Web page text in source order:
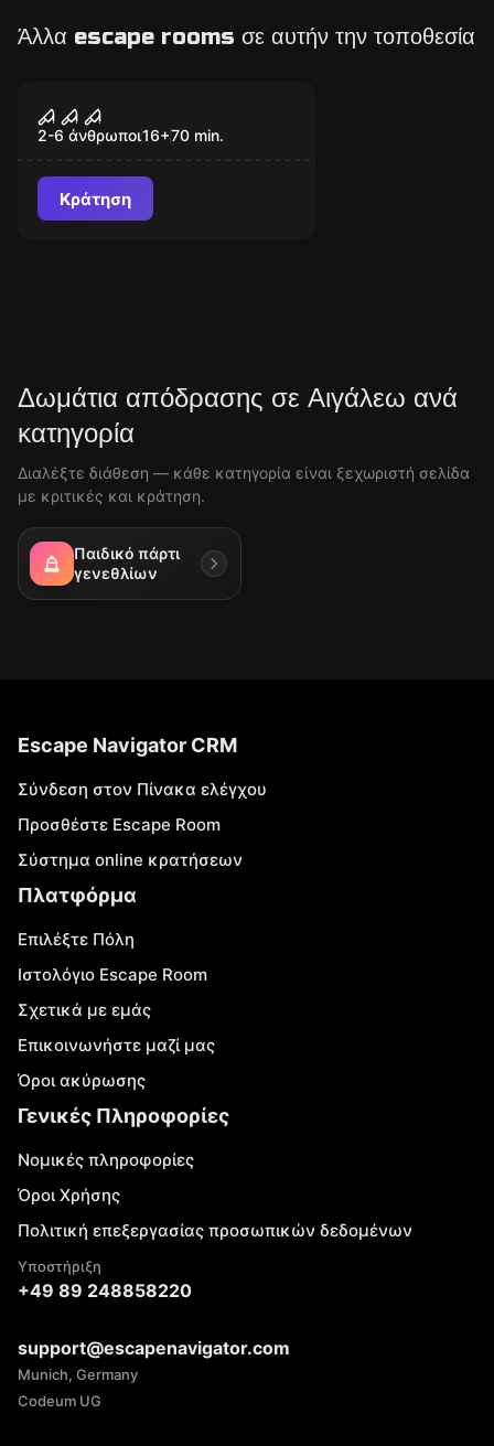
Άλλα escape rooms σε αυτήν την τοποθεσία
Necromancy
2-6 άνθρωποι16+70 min.
Κράτηση
Δωμάτια απόδρασης σε Αιγάλεω ανά
κατηγορία
Διαλέξτε διάθεση — κάθε κατηγορία είναι ξεχωριστή σελίδα
με κριτικές και κράτηση.
Παιδικό πάρτι
γενεθλίων
Escape Navigator CRM
Σύνδεση στον Πίνακα ελέγχου
Προσθέστε Escape Room
Σύστημα online κρατήσεων
Πλατφόρμα
Επιλέξτε Πόλη
Ιστολόγιο Escape Room
Σχετικά με εμάς
Επικοινωνήστε μαζί μας
Όροι ακύρωσης
Γενικές Πληροφορίες
Νομικές πληροφορίες
Όροι Χρήσης
Πολιτική επεξεργασίας προσωπικών δεδομένων
Υποστήριξη
+49 89 248858220
support@escapenavigator.com
Munich, Germany
Codeum UG